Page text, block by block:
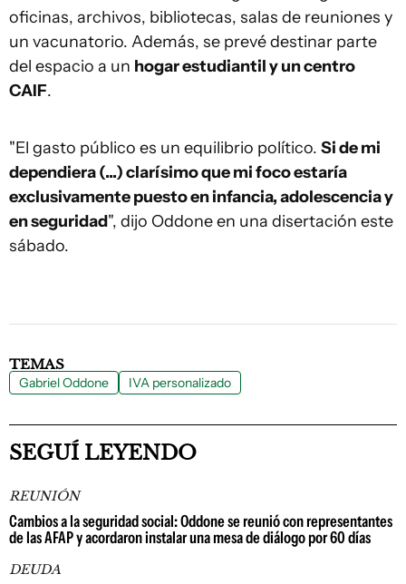
oficinas, archivos, bibliotecas, salas de reuniones y
un vacunatorio. Además, se prevé destinar parte
del espacio a un hogar estudiantil y un centro
CAIF.
"El gasto público es un equilibrio político. Si de mi
dependiera (...) clarísimo que mi foco estaría
exclusivamente puesto en infancia, adolescencia y
en seguridad", dijo Oddone en una disertación este
sábado.
TEMAS
Gabriel Oddone IVA personalizado
SEGUÍ LEYENDO
REUNIÓN
Cambios a la seguridad social: Oddone se reunió con representantes
de las AFAP y acordaron instalar una mesa de diálogo por 60 días
DEUDA